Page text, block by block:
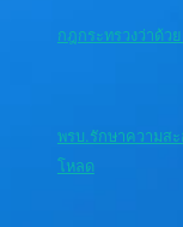
กฎกระทรวงว่าด้ว
พรบ.รักษาความสะ
โหลด